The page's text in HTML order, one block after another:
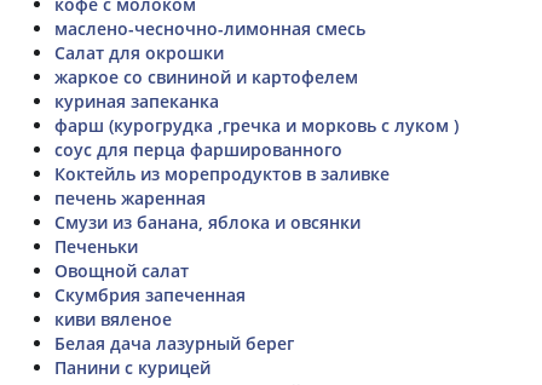
маслено-чесночно-лимонная смесь
Салат для окрошки
жаркое со свининой и картофелем
куриная запеканка
фарш (курогрудка ,гречка и морковь с луком )
соус для перца фаршированного
Коктейль из морепродуктов в заливке
печень жаренная
Смузи из банана, яблока и овсянки
Печеньки
Овощной салат
Скумбрия запеченная
киви вяленое
Белая дача лазурный берег
Панини с курицей